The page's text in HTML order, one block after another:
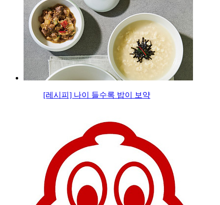
[레시피] 나이 들수록 밥이 보약